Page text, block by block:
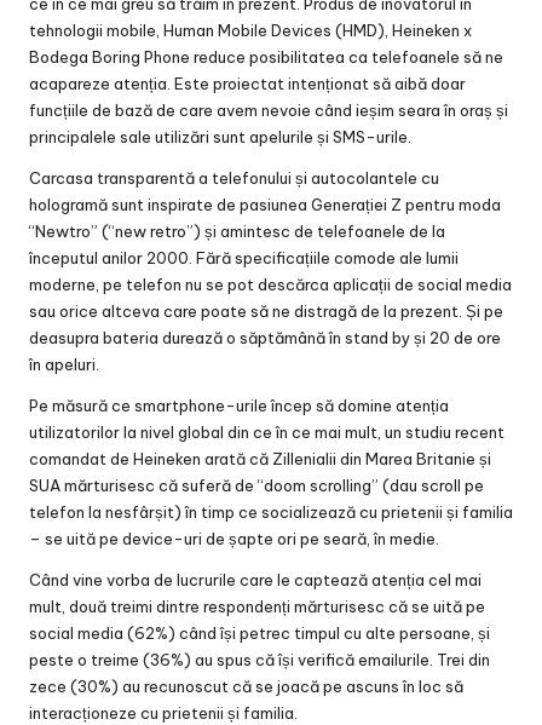
ce în ce mai greu să trăim în prezent. Produs de inovatorul în
tehnologii mobile, Human Mobile Devices (HMD), Heineken x
Bodega Boring Phone reduce posibilitatea ca telefoanele să ne
acapareze atenția. Este proiectat intenționat să aibă doar
funcțiile de bază de care avem nevoie când ieșim seara în oraș și
principalele sale utilizări sunt apelurile și SMS-urile.
Carcasa transparentă a telefonului și autocolantele cu
hologramă sunt inspirate de pasiunea Generației Z pentru moda
“Newtro” (“new retro”) și amintesc de telefoanele de la
începutul anilor 2000. Fără specificațiile comode ale lumii
moderne, pe telefon nu se pot descărca aplicații de social media
sau orice altceva care poate să ne distragă de la prezent. Și pe
deasupra bateria durează o săptămână în stand by și 20 de ore
în apeluri.
Pe măsură ce smartphone-urile încep să domine atenția
utilizatorilor la nivel global din ce în ce mai mult, un studiu recent
comandat de Heineken arată că Zillenialii din Marea Britanie și
SUA mărturisesc că suferă de “doom scrolling” (dau scroll pe
telefon la nesfârșit) în timp ce socializează cu prietenii și familia
– se uită pe device-uri de șapte ori pe seară, în medie.
Când vine vorba de lucrurile care le captează atenția cel mai
mult, două treimi dintre respondenți mărturisesc că se uită pe
social media (62%) când își petrec timpul cu alte persoane, și
peste o treime (36%) au spus că își verifică emailurile. Trei din
zece (30%) au recunoscut că se joacă pe ascuns în loc să
interacționeze cu prietenii și familia.